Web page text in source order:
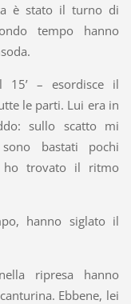
è stato il turno di
tempo hanno
15’ – esordisce il
le parti. Lui era in
sullo scatto mi
sono bastati pochi
ho trovato il ritmo
hanno siglato il
ripresa hanno
Ebbene, lei